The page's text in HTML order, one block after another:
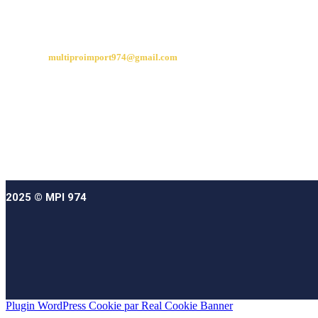
multiproimport974@gmail.com
2025 © MPI 974
Plugin WordPress Cookie par Real Cookie Banner